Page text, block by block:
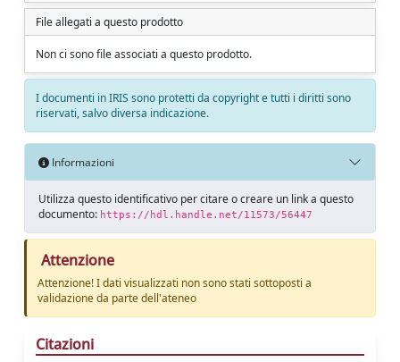
File allegati a questo prodotto
Non ci sono file associati a questo prodotto.
I documenti in IRIS sono protetti da copyright e tutti i diritti sono
riservati, salvo diversa indicazione.
Informazioni
Utilizza questo identificativo per citare o creare un link a questo
documento: https://hdl.handle.net/11573/56447
Attenzione
Attenzione! I dati visualizzati non sono stati sottoposti a
validazione da parte dell'ateneo
Citazioni